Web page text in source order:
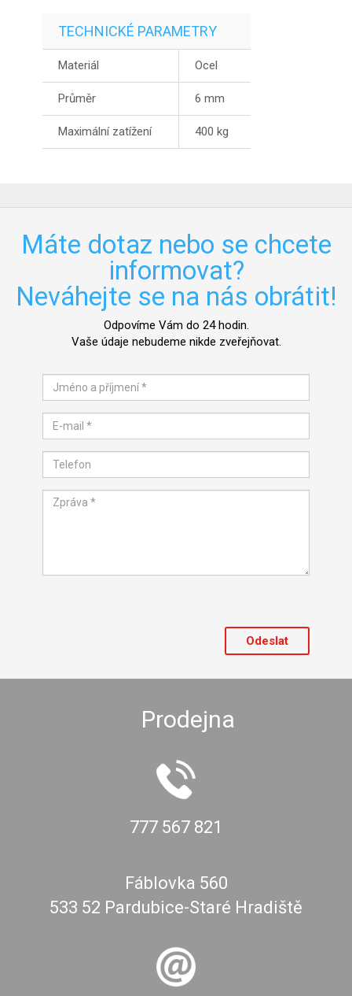
TECHNICKÉ PARAMETRY
Materiál Ocel
Průměr 6 mm
Maximální zatížení 400 kg
Máte dotaz nebo se chcete
informovat?
Neváhejte se na nás obrátit!
Odpovíme Vám do 24 hodin.
Vaše údaje nebudeme nikde zveřejňovat.
Prodejna
777 567 821
Fáblovka 560
533 52 Pardubice-Staré Hradiště